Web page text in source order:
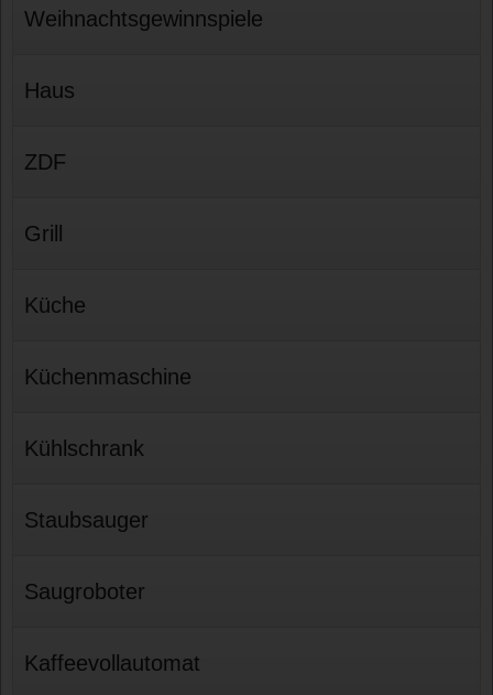
Weihnachtsgewinnspiele
Haus
ZDF
Grill
Küche
Küchenmaschine
Kühlschrank
Staubsauger
Saugroboter
Kaffeevollautomat